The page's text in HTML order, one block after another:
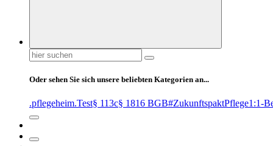
Suchen
nach:
Oder sehen Sie sich unsere beliebten Kategorien an...
.pflegeheim.Test§ 113c§ 1816 BGB#ZukunftspaktPflege1:1-